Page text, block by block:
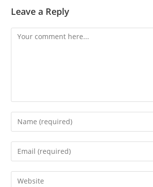
Leave a Reply
Comment
Enter
your
name
Enter
your
email
address
Enter